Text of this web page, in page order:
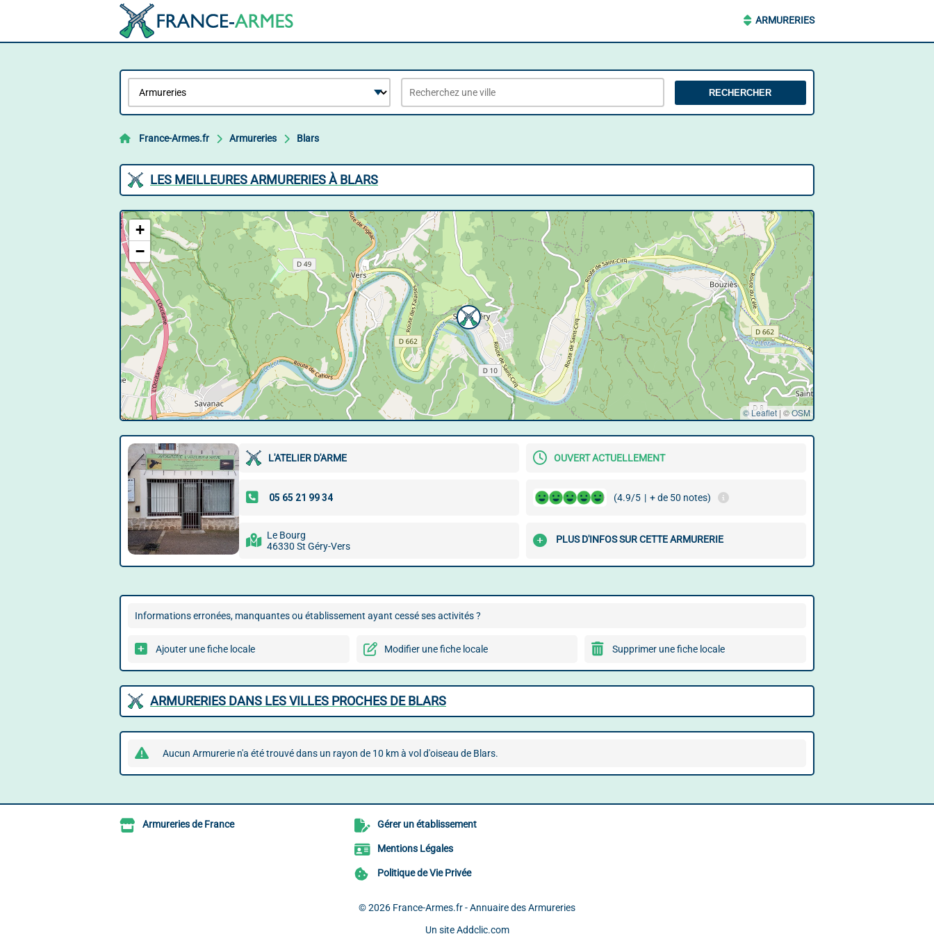
ARMURERIES
RECHERCHER
France-Armes.fr Armureries Blars
LES MEILLEURES ARMURERIES À BLARS
+
−
© Leaflet | ©OSM
L'ATELIER D'ARME OUVERT ACTUELLEMENT
(4.9/5 | + de 50 notes)
Le Bourg
46330 St Géry-Vers
PLUS D'INFOS SUR CETTE ARMURERIE
Informations erronées, manquantes ou établissement ayant cessé ses activités ?
Ajouter une fiche locale Modifier une fiche locale Supprimer une fiche locale
ARMURERIES DANS LES VILLES PROCHES DE BLARS
Aucun Armurerie n'a été trouvé dans un rayon de 10 km à vol d'oiseau de Blars.
Armureries de France Gérer un établissement
Mentions Légales
Politique de Vie Privée
© 2026 France-Armes.fr - Annuaire des Armureries
Un site Addclic.com